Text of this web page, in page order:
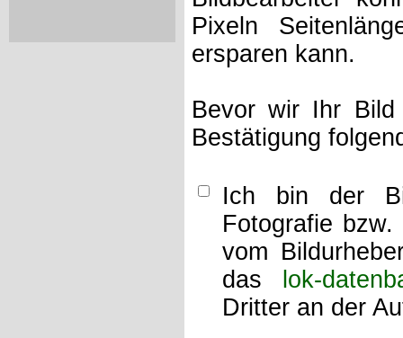
Pixeln
ersparen kann.
Bevor wir Ihr
Bestätigung
Ich bin der
Fotografie
vom
das
lok-
Dritter an der